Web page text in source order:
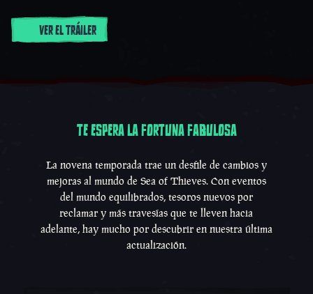
VER EL TRÁILER
Te espera la Fortuna
TE ESPERA LA FORTUNA FABULOSA
La novena temporada trae un desfile de cambios y
mejoras al mundo de Sea of Thieves. Con eventos
del mundo equilibrados, tesoros nuevos por
reclamar y más travesías que te lleven hacia
adelante, hay mucho por descubrir en nuestra última
actualización.